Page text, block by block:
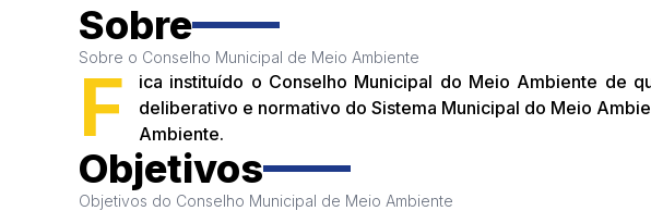
Sobre
Sobre o Conselho Municipal de Meio Ambiente
F
ica instituído o Conselho Municipal do Meio Ambiente de
deliberativo e normativo do Sistema Municipal do Meio
Ambiente.
Objetivos
Objetivos do Conselho Municipal de Meio Ambiente